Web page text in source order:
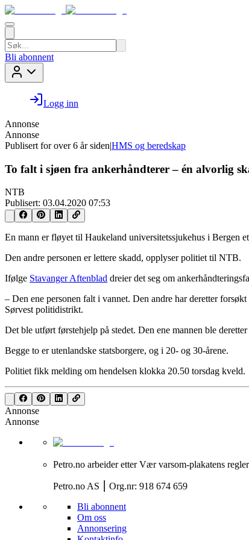
Bli abonnent
Logg inn
Annonse
Annonse
Publisert for over 6 år siden|HMS og beredskap
To falt i sjøen fra ankerhåndterer – én alvorlig
NTB
Publisert: 03.04.2020 07:53
En mann er fløyet til Haukeland universitetssjukehus i Bergen
Den andre personen er lettere skadd, opplyser politiet til NTB.
Ifølge Stavanger Aftenblad dreier det seg om
– Den ene personen falt i vannet. Den andre har deretter
Sørvest politidistrikt.
Det ble utført førstehjelp på stedet. Den ene mannen ble
Begge to er utenlandske statsborgere, og i 20- og 30-årene.
Politiet fikk melding om hendelsen klokka 20.50 torsdag kveld.
Annonse
Annonse
Petro.no arbeider etter Vær varsom-plakatens
Petro.no AS ⎮ Org.nr: 918 674 659
Bli abonnent
Om oss
Annonsering